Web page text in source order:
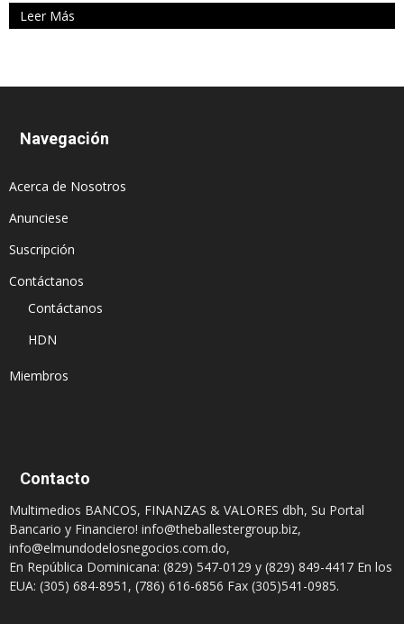
Leer Más
Navegación
Acerca de Nosotros
Anunciese
Suscripción
Contáctanos
Contáctanos
HDN
Miembros
Contacto
Multimedios BANCOS, FINANZAS & VALORES dbh, Su Portal
Bancario y Financiero! info@theballestergroup.biz,
info@elmundodelosnegocios.com.do,
En República Dominicana: (829) 547-0129 y (829) 849-4417 En los
EUA: (305) 684-8951, (786) 616-6856 Fax (305)541-0985.